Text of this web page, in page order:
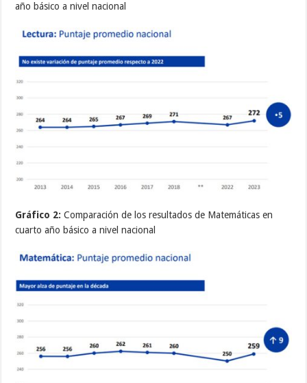
año básico a nivel nacional
Gráfico 2: Comparación de los resultados de Matemáticas en
cuarto año básico a nivel nacional